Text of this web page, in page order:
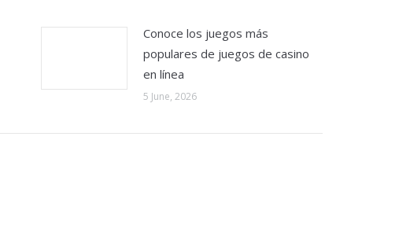
Conoce los juegos más
populares de juegos de casino
en línea
5 June, 2026